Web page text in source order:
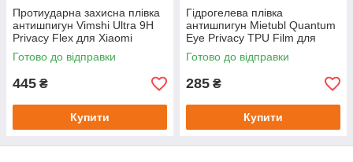
Протиударна захисна плівка
антишпигун Vimshi Ultra 9H
Privacy Flex для Xiaomi
Redmi 12
Готово до відправки
445 ₴
Купити
Гідрогелева плівка
антишпигун Mietubl Quantum
Eye Privacy TPU Film для
Xiaomi Redmi 12
Готово до відправки
285 ₴
Купити